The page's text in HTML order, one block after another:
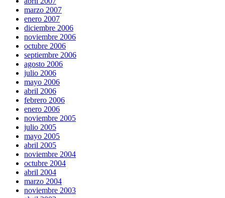
marzo 2007
enero 2007
diciembre 2006
noviembre 2006
octubre 2006
septiembre 2006
agosto 2006
julio 2006
mayo 2006
abril 2006
febrero 2006
enero 2006
noviembre 2005
julio 2005
mayo 2005
abril 2005
noviembre 2004
octubre 2004
abril 2004
marzo 2004
noviembre 2003